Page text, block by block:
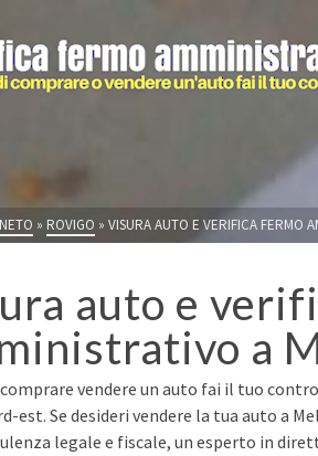
» ROVIGO » VISURA AUTO E VERIFICA FERMO
auto e
a
vendere un auto fai il tuo
est. Se desideri vendere la tua auto a
legale e fiscale, un esperto in